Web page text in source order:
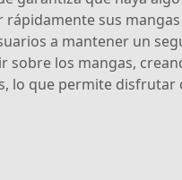
sus
a mantener un
los mangas,
lo que permite disfrutar